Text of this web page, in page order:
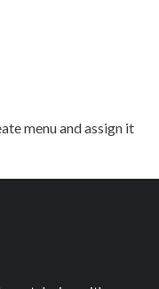
menu and assign it